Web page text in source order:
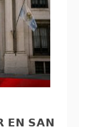
𝗘𝗡 𝗦𝗔𝗡